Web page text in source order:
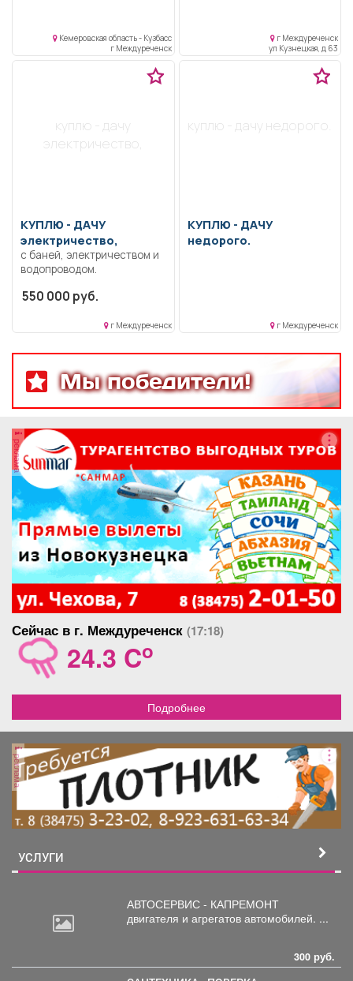
Кемеровская область - Кузбасс
г Междуреченск
г Междуреченск
ул Кузнецкая, д 63
куплю - дачу
электричество,
КУПЛЮ - ДАЧУ
электричество,
с баней, электричеством и
водопроводом.
550 000 руб.
г Междуреченск
куплю - дачу недорого.
КУПЛЮ - ДАЧУ
недорого.
г Междуреченск
Мы победители!
реклама
Сейчас в г. Междуреченск (17:18)
24.3 Co
Подробнее
реклама
УСЛУГИ
АВТОСЕРВИС - КАПРЕМОНТ
двигателя и агрегатов автомобилей. ...
300 руб.